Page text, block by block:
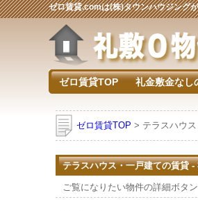
ゼロ賃貸.comは(株)タウンハウジング
ゼロ賃貸TOP 礼金敷金なし
ゼロ賃貸TOP > テラスハウ
テラスハウス・一戸建ての賃貸
ご覧になりたい物件の詳細ボタ